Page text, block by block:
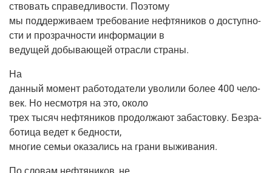
ство­вать спра­вед­ли­во­сти. Поэтому
мы под­дер­жи­ва­ем тре­бо­ва­ние неф­тя­ни­ков о доступ­но­
сти и про­зрач­но­сти инфор­ма­ции в
веду­щей добы­ва­ю­щей отрас­ли страны.
На
дан­ный момент рабо­то­да­те­ли уво­ли­ли более 400 чело­
век. Но несмот­ря на это, около
трех тысяч неф­тя­ни­ков про­дол­жа­ют заба­стов­ку. Без­ра­
бо­ти­ца ведет к бедности,
мно­гие семьи ока­за­лись на гра­ни выживания.